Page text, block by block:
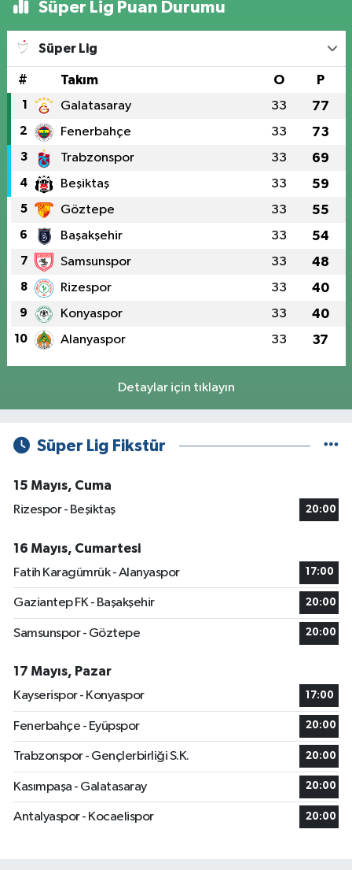
Süper Lig Puan Durumu
Süper Lig
# Takım O P
1 Galatasaray 33 77
2 Fenerbahçe 33 73
3 Trabzonspor 33 69
4 Beşiktaş 33 59
5 Göztepe 33 55
6 Başakşehir 33 54
7 Samsunspor 33 48
8 Rizespor 33 40
9 Konyaspor 33 40
10 Alanyaspor 33 37
Detaylar için tıklayın
Süper Lig Fikstür
15 Mayıs, Cuma
Rizespor - Beşiktaş
20:00
16 Mayıs, Cumartesi
Fatih Karagümrük - Alanyaspor
17:00
Gaziantep FK - Başakşehir 20:00
Samsunspor - Göztepe 20:00
17 Mayıs, Pazar
Kayserispor - Konyaspor
17:00
Fenerbahçe - Eyüpspor 20:00
Trabzonspor - Gençlerbirliği S.K. 20:00
Kasımpaşa - Galatasaray 20:00
Antalyaspor - Kocaelispor 20:00